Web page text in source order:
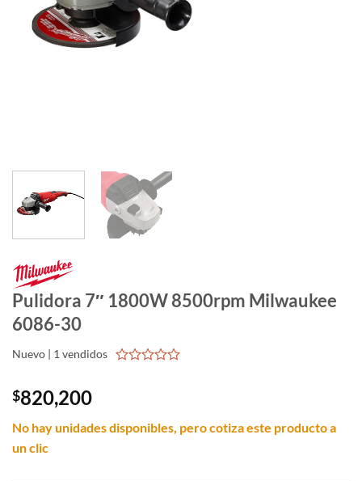
Pulidora 7″ 1800W 8500rpm Milwaukee
6086-30
Nuevo | 1 vendidos
$820,200
No hay unidades disponibles, pero cotiza este producto a
un clic